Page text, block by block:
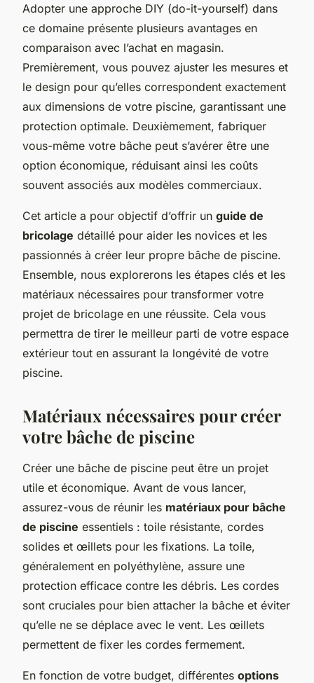
Adopter une approche DIY (do-it-yourself) dans
ce domaine présente plusieurs avantages en
comparaison avec l’achat en magasin.
Premièrement, vous pouvez ajuster les mesures et
le design pour qu’elles correspondent exactement
aux dimensions de votre piscine, garantissant une
protection optimale. Deuxièmement, fabriquer
vous-même votre bâche peut s’avérer être une
option économique, réduisant ainsi les coûts
souvent associés aux modèles commerciaux.
Cet article a pour objectif d’offrir un guide de
bricolage détaillé pour aider les novices et les
passionnés à créer leur propre bâche de piscine.
Ensemble, nous explorerons les étapes clés et les
matériaux nécessaires pour transformer votre
projet de bricolage en une réussite. Cela vous
permettra de tirer le meilleur parti de votre espace
extérieur tout en assurant la longévité de votre
piscine.
Matériaux nécessaires pour créer
votre bâche de piscine
Créer une bâche de piscine peut être un projet
utile et économique. Avant de vous lancer,
assurez-vous de réunir les matériaux pour bâche
de piscine essentiels : toile résistante, cordes
solides et œillets pour les fixations. La toile,
généralement en polyéthylène, assure une
protection efficace contre les débris. Les cordes
sont cruciales pour bien attacher la bâche et éviter
qu’elle ne se déplace avec le vent. Les œillets
permettent de fixer les cordes fermement.
En fonction de votre budget, différentes options